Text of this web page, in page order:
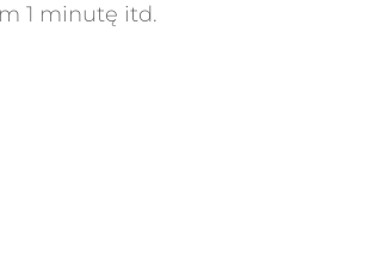
1 minutę itd.